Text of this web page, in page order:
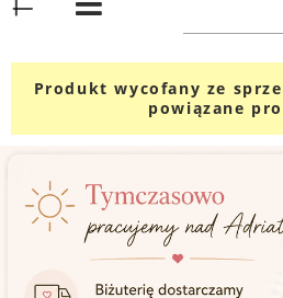
Produkt wycofany ze
powiązane